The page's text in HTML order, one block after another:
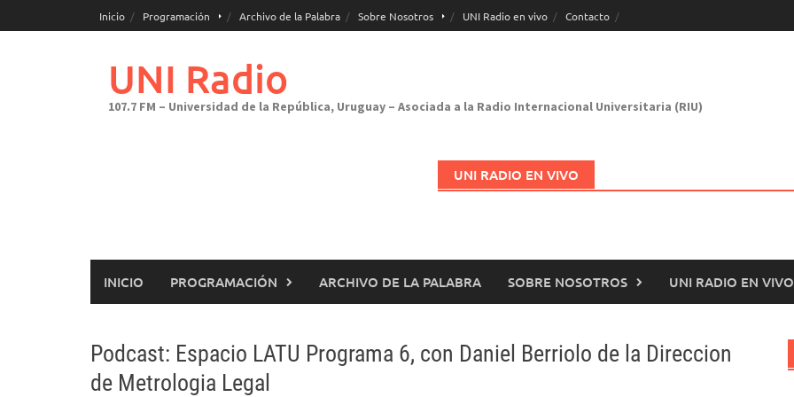
al
Inicio Programación Archivo de la Palabra Sobre Nosotros UNI Radio en vivo Contacto
UNI Radio
107.7 FM – Universidad de la República, Uruguay – Asociada a la Radio Internacional Universitaria (RIU)
UNI RADIO EN VIVO
INICIO PROGRAMACIÓN ARCHIVO DE LA PALABRA SOBRE NOSOTROS UNI RADIO EN VIVO
Podcast: Espacio LATU Programa 6, con Daniel Berriolo de la Direccion
de Metrologia Legal